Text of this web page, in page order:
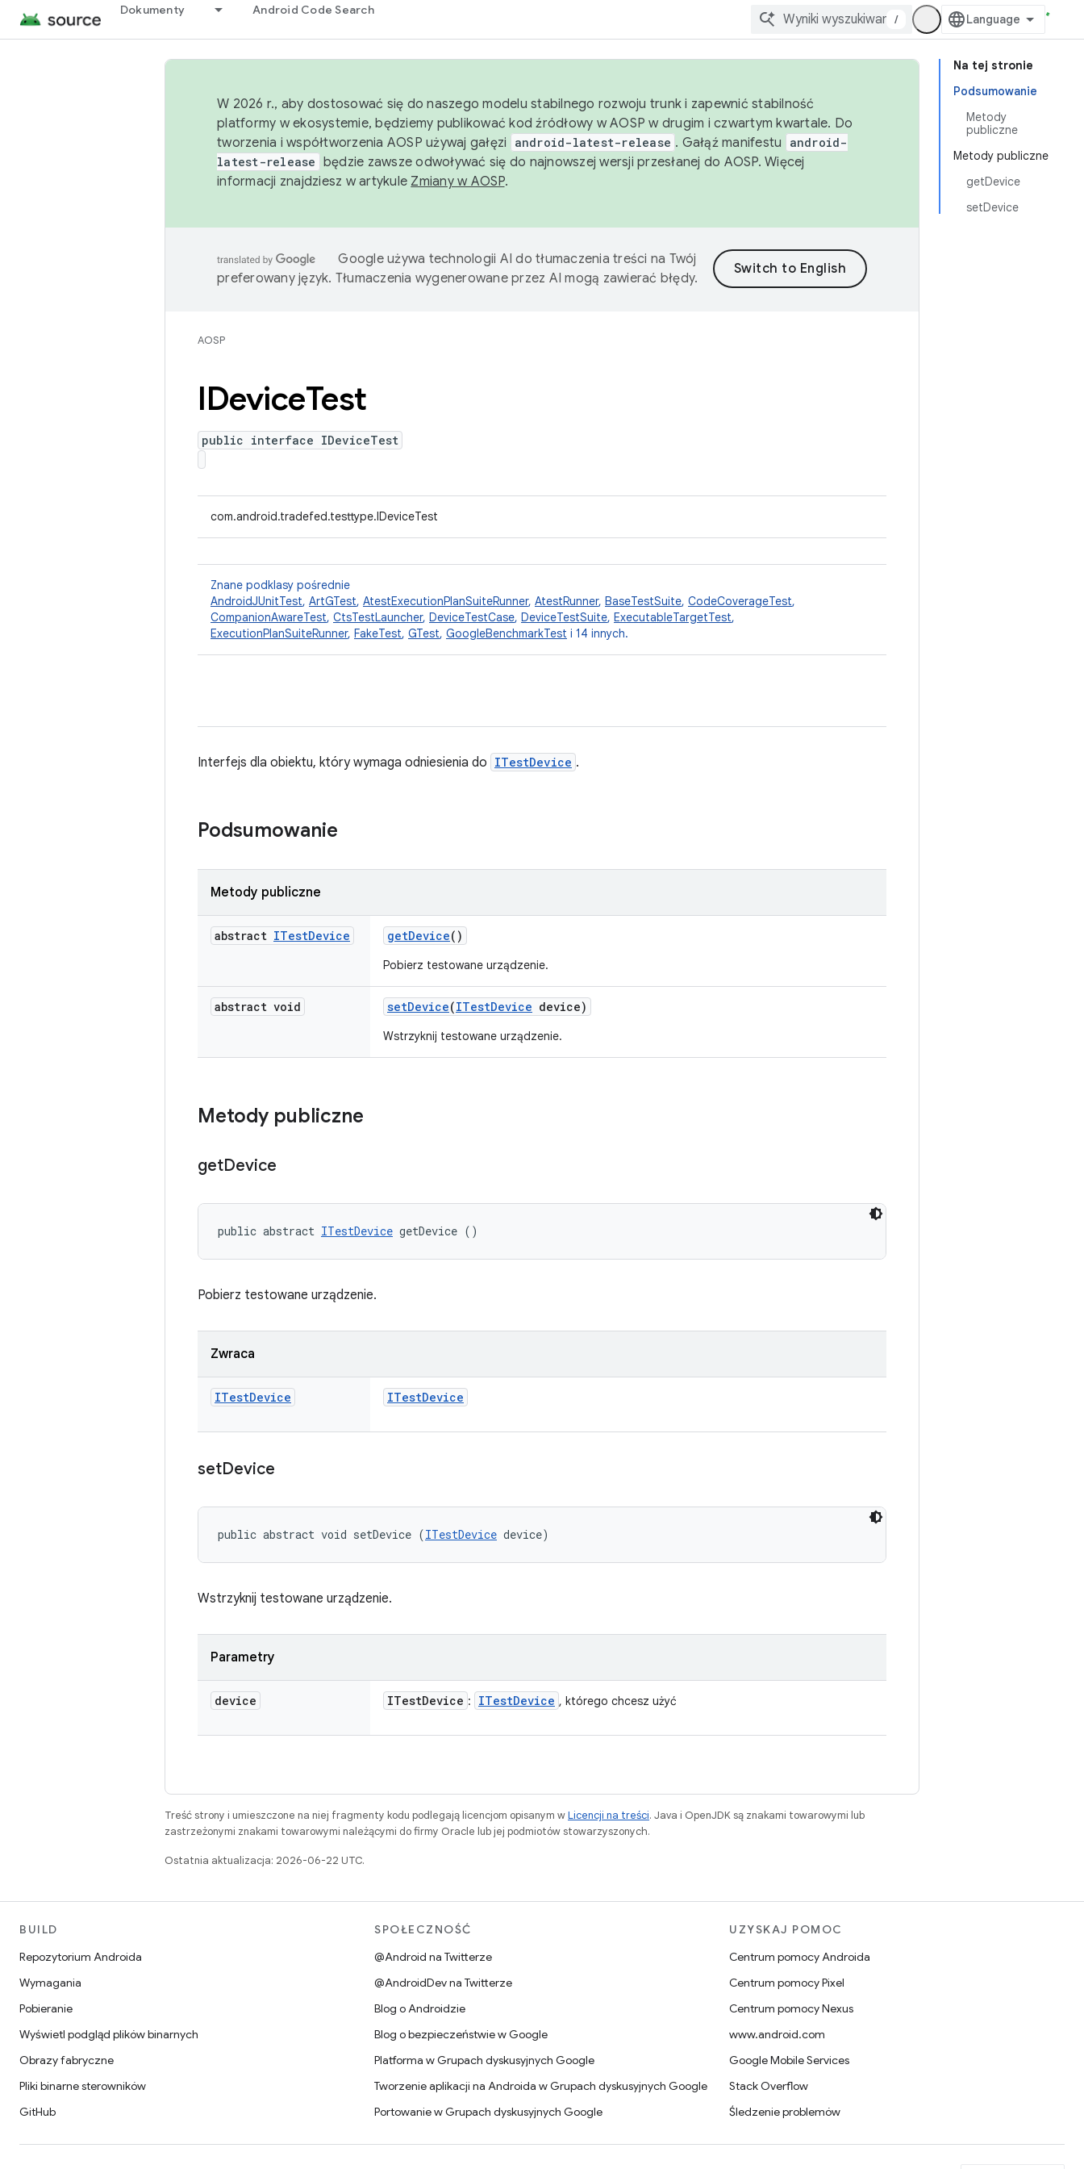
Dokumenty Android Code Search
/
Na tej stronie
Podsumowanie
Metody
publiczne
Metody publiczne
getDevice
setDevice
W 2026 r., aby dostosować się do naszego modelu stabilnego rozwoju trunk i zapewnić stabilność
platformy w ekosystemie, będziemy publikować kod źródłowy w AOSP w drugim i czwartym kwartale. Do
tworzenia i współtworzenia AOSP używaj gałęzi
android-latest-release . Gałąź manifestu
android-
latest-release będzie zawsze odwoływać się do najnowszej wersji przesłanej do AOSP. Więcej
informacji znajdziesz w artykule Zmiany w AOSP.
Google używa technologii AI do tłumaczenia treści na Twój
preferowany język. Tłumaczenia wygenerowane przez AI mogą zawierać błędy.
AOSP
IDeviceTest
public interface IDeviceTest
com.android.tradefed.testtype.IDeviceTest
Znane podklasy pośrednie
AndroidJUnitTest, ArtGTest, AtestExecutionPlanSuiteRunner, AtestRunner, BaseTestSuite, CodeCoverageTest,
CompanionAwareTest, CtsTestLauncher, DeviceTestCase, DeviceTestSuite, ExecutableTargetTest,
ExecutionPlanSuiteRunner, FakeTest, GTest, GoogleBenchmarkTest i 14 innych.
Interfejs dla obiektu, który wymaga odniesienia do ITestDevice .
Podsumowanie
Metody publiczne
abstract ITestDevice getDevice()
Pobierz testowane urządzenie.
abstract void setDevice(ITestDevice device)
Wstrzyknij testowane urządzenie.
Metody publiczne
getDevice
public abstract ITestDevice getDevice ()
Pobierz testowane urządzenie.
Zwraca
ITestDevice ITestDevice
setDevice
public abstract void setDevice (ITestDevice device)
Wstrzyknij testowane urządzenie.
Parametry
device ITestDevice : ITestDevice , którego chcesz użyć
Treść strony i umieszczone na niej fragmenty kodu podlegają licencjom opisanym wLicencji na treści. Java i OpenJDK są znakami towarowymi lub
zastrzeżonymi znakami towarowymi należącymi do firmy Oracle lub jej podmiotów stowarzyszonych.
Ostatnia aktualizacja: 2026-06-22 UTC.
BUILD
Repozytorium Androida
Wymagania
Pobieranie
Wyświetl podgląd plików binarnych
Obrazy fabryczne
Pliki binarne sterowników
GitHub
SPOŁECZNOŚĆ
@Android na Twitterze
@AndroidDev na Twitterze
Blog o Androidzie
Blog o bezpieczeństwie w Google
Platforma w Grupach dyskusyjnych Google
Tworzenie aplikacji na Androida w Grupach dyskusyjnych Google
Portowanie w Grupach dyskusyjnych Google
UZYSKAJ POMOC
Centrum pomocy Androida
Centrum pomocy Pixel
Centrum pomocy Nexus
www.android.com
Google Mobile Services
Stack Overflow
Śledzenie problemów